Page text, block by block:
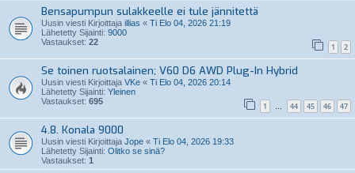
Bensapumpun sulakkeelle ei tule jännitettä
Uusin viesti Kirjoittaja illias « Ti Elo 04, 2026 21:19
Lähetetty Sijainti: 9000
Vastaukset: 22 1 2
Se toinen ruotsalainen; V60 D6 AWD Plug-In Hybrid
Uusin viesti Kirjoittaja VKe « Ti Elo 04, 2026 20:14
Lähetetty Sijainti: Yleinen
Vastaukset: 695 1 … 44 45 46 47
4.8. Konala 9000
Uusin viesti Kirjoittaja Jope « Ti Elo 04, 2026 19:33
Lähetetty Sijainti: Olitko se sinä?
Vastaukset: 1